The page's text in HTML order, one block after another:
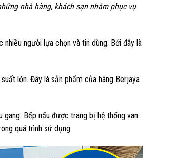
nhà hàng, khách sạn nhằm phục vụ
người lựa chọn và tin dùng. Bởi đây là
lớn. Đây là sản phẩm của hãng Berjaya
Bếp nấu được trang bị hệ thống van
quá trình sử dụng.